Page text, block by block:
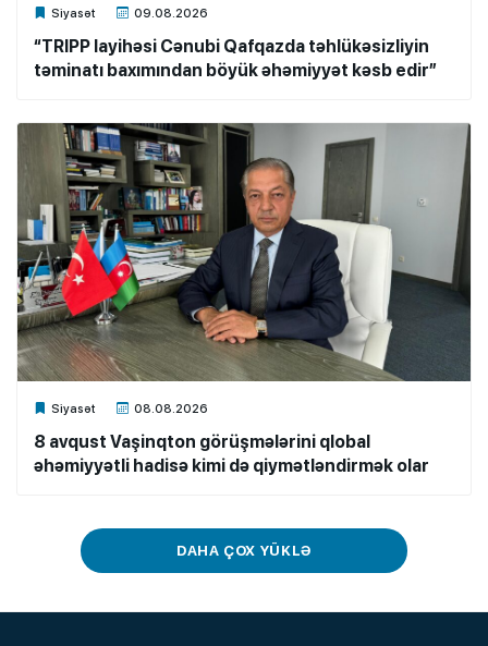
Siyasət 09.08.2026
Xalq.Online
“TRIPP layihəsi Cənubi Qafqazda təhlükəsizliyin
təminatı baxımından böyük əhəmiyyət kəsb edir”
Siyasət 08.08.2026
Xalq.Online
8 avqust Vaşinqton görüşmələrini qlobal
əhəmiyyətli hadisə kimi də qiymətləndirmək olar
DAHA ÇOX YÜKLƏ